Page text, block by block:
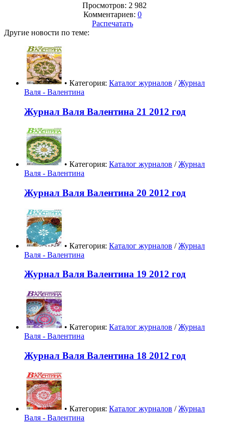
Просмотров: 2 982
Комментариев: 0
Распечатать
Другие новости по теме:
• Категория: Каталог журналов /Журнал
Валя - Валентина
Журнал Валя Валентина 21 2012 год
• Категория: Каталог журналов /Журнал
Валя - Валентина
Журнал Валя Валентина 20 2012 год
• Категория: Каталог журналов /Журнал
Валя - Валентина
Журнал Валя Валентина 19 2012 год
• Категория: Каталог журналов /Журнал
Валя - Валентина
Журнал Валя Валентина 18 2012 год
• Категория: Каталог журналов /Журнал
Валя - Валентина